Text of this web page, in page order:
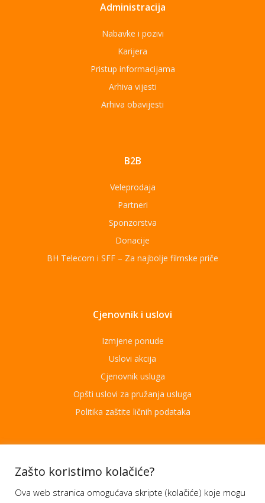
Administracija
Nabavke i pozivi
Karijera
Pristup informacijama
Arhiva vijesti
Arhiva obavijesti
B2B
Veleprodaja
Partneri
Sponzorstva
Donacije
BH Telecom i SFF – Za najbolje filmske priče
Cjenovnik i uslovi
Izmjene ponude
Uslovi akcija
Cjenovnik usluga
Opšti uslovi za pružanja usluga
Politika zaštite ličnih podataka
Aplikacije
Moj BH Telecom
Zašto koristimo kolačiće?
Ova web stranica omogućava skripte (kolačiće) koje mogu